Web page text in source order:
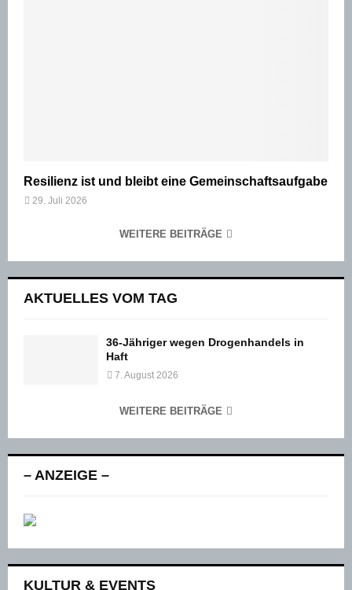
Resilienz ist und bleibt eine Gemeinschaftsaufgabe
29. Juli 2026
WEITERE BEITRÄGE
AKTUELLES VOM TAG
36-Jähriger wegen Drogenhandels in
Haft
7. August 2026
WEITERE BEITRÄGE
– ANZEIGE –
KULTUR & EVENTS